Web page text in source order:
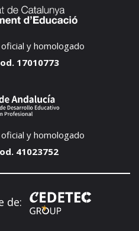
y homologado
17010773
y homologado
41023752
de: